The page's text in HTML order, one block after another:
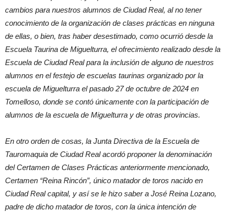
cambios para nuestros alumnos de Ciudad Real, al no tener
conocimiento de la organización de clases prácticas en ninguna
de ellas, o bien, tras haber desestimado, como ocurrió desde la
Escuela Taurina de Miguelturra, el ofrecimiento realizado desde la
Escuela de Ciudad Real para la inclusión de alguno de nuestros
alumnos en el festejo de escuelas taurinas organizado por la
escuela de Miguelturra el pasado 27 de octubre de 2024 en
Tomelloso, donde se contó únicamente con la participación de
alumnos de la escuela de Miguelturra y de otras provincias.
En otro orden de cosas, la Junta Directiva de la Escuela de
Tauromaquia de Ciudad Real acordó proponer la denominación
del Certamen de Clases Prácticas anteriormente mencionado,
Certamen “Reina Rincón”, único matador de toros nacido en
Ciudad Real capital, y así se le hizo saber a José Reina Lozano,
padre de dicho matador de toros, con la única intención de